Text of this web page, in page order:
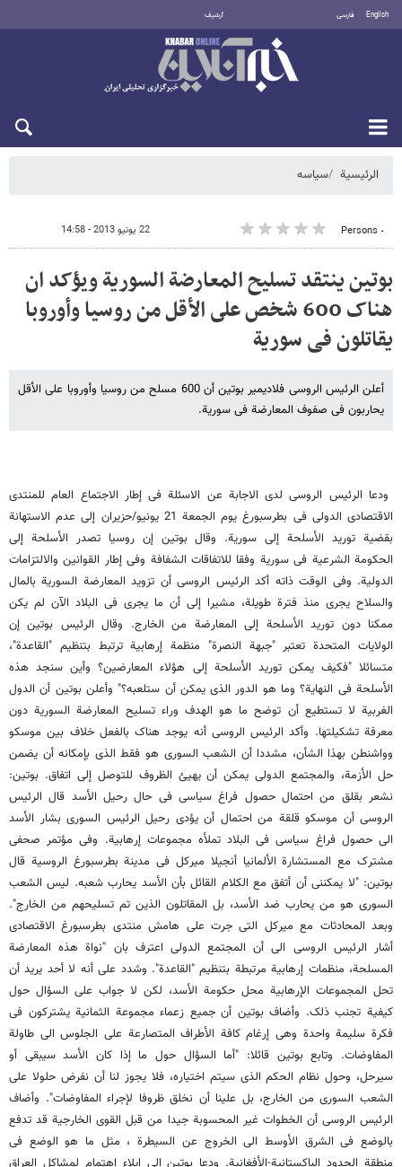
English فارسی أرشيف
الرئيسية سیاسه
٠ Persons 22 يونيو 2013 - 14:58
بوتین ینتقد تسلیح المعارضة السوریة ویؤکد ان
هناک 600 شخص على الأقل من روسیا وأوروبا
یقاتلون فی سوریة
أعلن الرئیس الروسی فلادیمیر بوتین أن 600 مسلح من روسیا وأوروبا على الأقل
یحاربون فی صفوف المعارضة فی سوریة.
ودعا الرئیس الروسی لدى الاجابة عن الاسئلة فی إطار الاجتماع العام للمنتدى
الاقتصادی الدولی فی بطرسبورغ یوم الجمعة 21 یونیو/حزیران إلى عدم الاستهانة
بقضیة تورید الأسلحة إلى سوریة. وقال بوتین إن روسیا تصدر الأسلحة إلى
الحکومة الشرعیة فی سوریة وفقا للاتفاقات الشفافة وفی إطار القوانین والالتزامات
الدولیة. وفی الوقت ذاته أکد الرئیس الروسی أن تزوید المعارضة السوریة بالمال
والسلاح یجری منذ فترة طویلة، مشیرا إلى أن ما یجری فی البلاد الآن لم یکن
ممکنا دون تورید الأسلحة إلى المعارضة من الخارج. وقال الرئیس بوتین إن
الولایات المتحدة تعتبر "جبهة النصرة" منظمة إرهابیة ترتبط بتنظیم "القاعدة"،
متسائلا "فکیف یمکن تورید الأسلحة إلى هؤلاء المعارضین؟ وأین سنجد هذه
الأسلحة فی النهایة؟ وما هو الدور الذی یمکن أن ستلعبه؟" وأعلن بوتین أن الدول
الغربیة لا تستطیع أن توضح ما هو الهدف وراء تسلیح المعارضة السوریة دون
معرفة تشکیلتها. وأکد الرئیس الروسی أنه یوجد هناک بالفعل خلاف بین موسکو
وواشنطن بهذا الشأن، مشددا أن الشعب السوری هو فقط الذی بإمکانه أن یضمن
حل الأزمة، والمجتمع الدولی یمکن أن یهیئ الظروف للتوصل إلى اتفاق. بوتین:
نشعر بقلق من احتمال حصول فراغ سیاسی فی حال رحیل الأسد قال الرئیس
الروسی أن موسکو قلقة من احتمال أن یؤدی رحیل الرئیس السوری بشار الأسد
الى حصول فراغ سیاسی فی البلاد تملأه مجموعات إرهابیة. وفی مؤتمر صحفی
مشترک مع المستشارة الألمانیا أنجیلا میرکل فی مدینة بطرسبورغ الروسیة قال
بوتین: "لا یمکننی أن أتفق مع الکلام القائل بأن الأسد یحارب شعبه. لیس الشعب
السوری هو من یحارب ضد الأسد، بل المقاتلون الذین تم تسلیحهم من الخارج".
وبعد المحادثات مع میرکل التی جرت على هامش منتدى بطرسبورغ الاقتصادی
أشار الرئیس الروسی الى أن المجتمع الدولی اعترف بان "نواة هذه المعارضة
المسلحة، منظمات إرهابیة مرتبطة بتنظیم "القاعدة". وشدد على أنه لا أحد یرید أن
تحل المجموعات الإرهابیة محل حکومة الأسد، لکن لا جواب على السؤال حول
کیفیة تجنب ذلک. وأضاف بوتین أن جمیع زعماء مجموعة الثمانیة یشترکون فی
فکرة سلیمة واحدة وهی إرغام کافة الأطراف المتصارعة على الجلوس الى طاولة
المفاوضات. وتابع بوتین قائلا: "أما السؤال حول ما إذا کان الأسد سیبقى أو
سیرحل، وحول نظام الحکم الذی سیتم اختیاره، فلا یجوز لنا أن نفرض حلولا على
الشعب السوری من الخارج، بل علینا أن نخلق ظروفا لإجراء المفاوضات". وأضاف
الرئیس الروسی أن الخطوات غیر المحسوبة جیدا من قبل القوى الخارجیة قد تدفع
بالوضع فی الشرق الأوسط الى الخروج عن السیطرة ، مثل ما هو الوضع فی
منطقة الحدود الباکستانیة-الأفغانیة. ودعا بوتین الى إیلاء إهتمام لمشاکل العراق